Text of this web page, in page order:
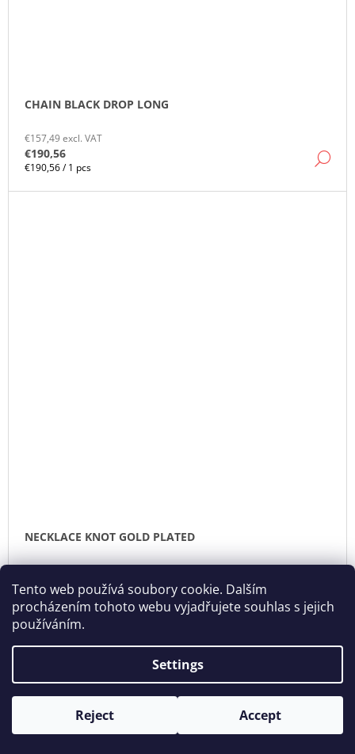
Tento web používá soubory cookie. Dalším
procházením tohoto webu vyjadřujete souhlas s jejich
používáním.
Settings
Reject Accept
Opening hours: Tue - Sun - 11:00 -19:00
CHAIN BLACK DROP LONG
€157,49 excl. VAT
€190,56
Measure
€190,56 / 1 pcs
NECKLACE KNOT GOLD PLATED
€186,41